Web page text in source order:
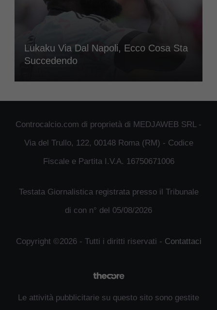
Lukaku Via Dal Napoli, Ecco Cosa Sta
Succedendo
Controcalcio.com di proprietà di MEDJAWEB SRL -
Via del Trullo, 122, 00148 Roma (RM) - Codice
Fiscale e Partita I.V.A. 16750671006
Testata Giornalistica registrata presso il Tribunale
di con n° del 05/08/2026
Copyright ©2026 - Tutti i diritti riservati - Contattaci
Le attività pubblicitarie su questo sito sono gestite